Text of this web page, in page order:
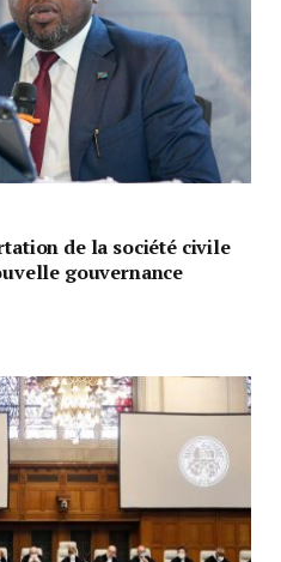
de la société civile
gouvernance